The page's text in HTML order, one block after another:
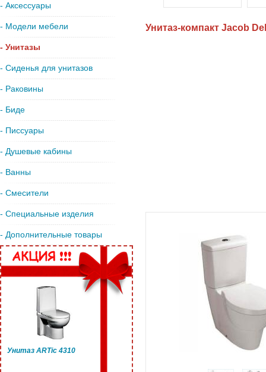
- Аксессуары
- Модели мебели
- Унитазы
- Сиденья для унитазов
- Раковины
- Биде
- Писсуары
- Душевые кабины
- Ванны
- Смесители
- Специальные изделия
- Дополнительные товары
Унитаз ARTic 4310
Унитаз-компакт Jacob